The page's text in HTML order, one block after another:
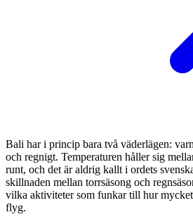
Bali har i princip bara två väderlägen:
och regnigt. Temperaturen håller sig
runt, och det är aldrig kallt i ordets
skillnaden mellan torrsäsong och
vilka aktiviteter som funkar till hur
flyg.